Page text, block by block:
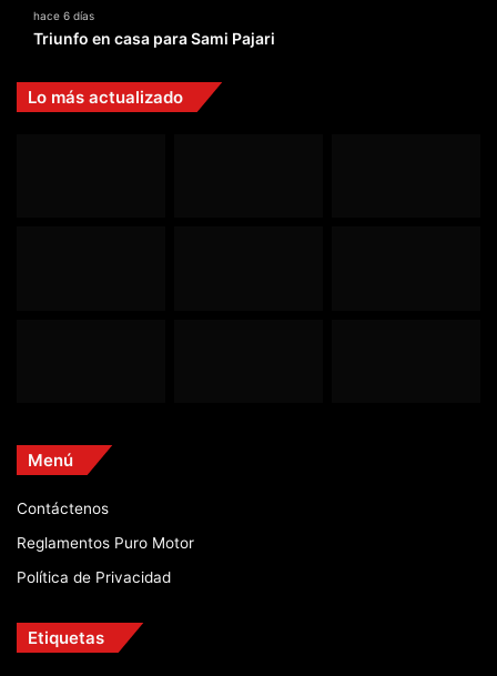
hace 6 días
Triunfo en casa para Sami Pajari
Lo más actualizado
Menú
Contáctenos
Reglamentos Puro Motor
Política de Privacidad
Etiquetas